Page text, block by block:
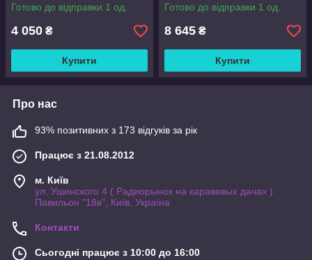
Готово до відправки 1 од.
4 050 ₴
Купити
Готово до відправки 1 од.
8 645 ₴
Купити
Про нас
93% позитивних з 173 відгуків за рік
Працює з 21.08.2012
м. Київ
ул. Ушинского 4 ( Радиорынок на каравевых дачах )
Павильон "18в", Київ, Україна
Контакти
Сьогодні працює з 10:00 до 16:00